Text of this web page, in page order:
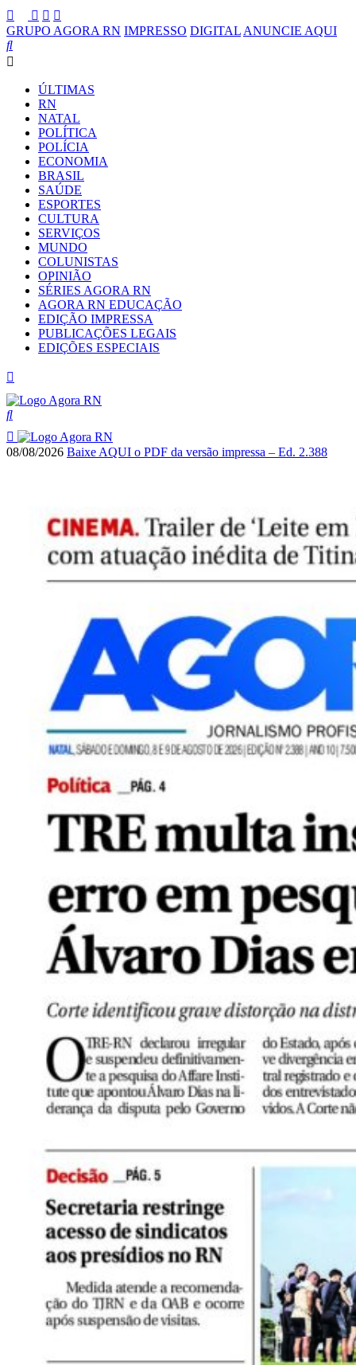
GRUPO AGORA RN IMPRESSO DIGITAL ANUNCIE AQUI
ÚLTIMAS
RN
NATAL
POLÍTICA
POLÍCIA
ECONOMIA
BRASIL
SAÚDE
ESPORTES
CULTURA
SERVIÇOS
MUNDO
COLUNISTAS
OPINIÃO
SÉRIES AGORA RN
AGORA RN EDUCAÇÃO
EDIÇÃO IMPRESSA
PUBLICAÇÕES LEGAIS
EDIÇÕES ESPECIAIS
08/08/2026 Baixe AQUI o PDF da versão impressa – Ed. 2.388